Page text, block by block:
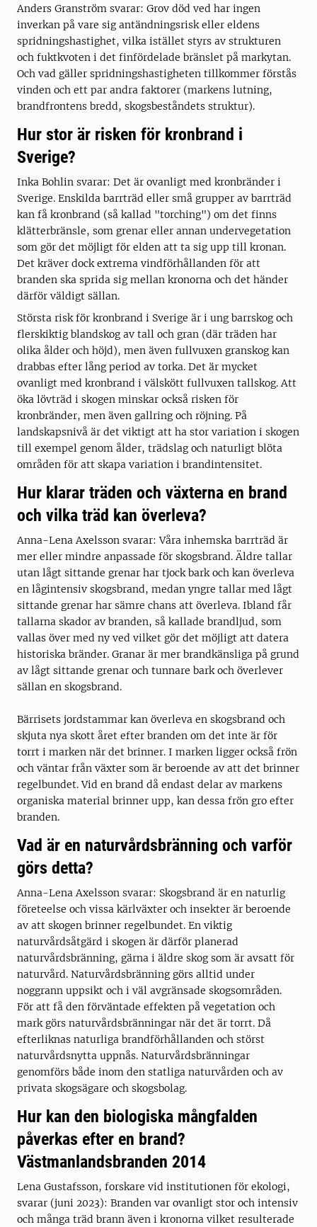
Anders Granström svarar: Grov död ved har ingen
inverkan på vare sig antändningsrisk eller eldens
spridningshastighet, vilka istället styrs av strukturen
och fuktkvoten i det finfördelade bränslet på markytan.
Och vad gäller spridningshastigheten tillkommer förstås
vinden och ett par andra faktorer (markens lutning,
brandfrontens bredd, skogsbeståndets struktur).
Hur stor är risken för kronbrand i
Sverige?
Inka Bohlin svarar: Det är ovanligt med kronbränder i
Sverige. Enskilda barrträd eller små grupper av barrträd
kan få kronbrand (så kallad "torching") om det finns
klätterbränsle, som grenar eller annan undervegetation
som gör det möjligt för elden att ta sig upp till kronan.
Det kräver dock extrema vindförhållanden för att
branden ska sprida sig mellan kronorna och det händer
därför väldigt sällan.
Största risk för kronbrand i Sverige är i ung barrskog och
flerskiktig blandskog av tall och gran (där träden har
olika ålder och höjd), men även fullvuxen granskog kan
drabbas efter lång period av torka. Det är mycket
ovanligt med kronbrand i välskött fullvuxen tallskog. Att
öka lövträd i skogen minskar också risken för
kronbränder, men även gallring och röjning. På
landskapsnivå är det viktigt att ha stor variation i skogen
till exempel genom ålder, trädslag och naturligt blöta
områden för att skapa variation i brandintensitet.
Hur klarar träden och växterna en brand
och vilka träd kan överleva?
Anna-Lena Axelsson svarar: Våra inhemska barrträd är
mer eller mindre anpassade för skogsbrand. Äldre tallar
utan lågt sittande grenar har tjock bark och kan överleva
en lågintensiv skogsbrand, medan yngre tallar med lågt
sittande grenar har sämre chans att överleva. Ibland får
tallarna skador av branden, så kallade brandljud, som
vallas över med ny ved vilket gör det möjligt att datera
historiska bränder. Granar är mer brandkänsliga på grund
av lågt sittande grenar och tunnare bark och överlever
sällan en skogsbrand.
Bärrisets jordstammar kan överleva en skogsbrand och
skjuta nya skott året efter branden om det inte är för
torrt i marken när det brinner. I marken ligger också frön
och väntar från växter som är beroende av att det brinner
regelbundet. Vid en brand då endast delar av markens
organiska material brinner upp, kan dessa frön gro efter
branden.
Vad är en naturvårdsbränning och varför
görs detta?
Anna-Lena Axelsson svarar: Skogsbrand är en naturlig
företeelse och vissa kärlväxter och insekter är beroende
av att skogen brinner regelbundet. En viktig
naturvårdsåtgärd i skogen är därför planerad
naturvårdsbränning, gärna i äldre skog som är avsatt för
naturvård. Naturvårdsbränning görs alltid under
noggrann uppsikt och i väl avgränsade skogsområden.
För att få den förväntade effekten på vegetation och
mark görs naturvårdsbränningar när det är torrt. Då
efterliknas naturliga brandförhållanden och störst
naturvårdsnytta uppnås. Naturvårdsbränningar
genomförs både inom den statliga naturvården och av
privata skogsägare och skogsbolag.
Hur kan den biologiska mångfalden
påverkas efter en brand?
Västmanlandsbranden 2014
Lena Gustafsson, forskare vid institutionen för ekologi,
svarar (juni 2023): Branden var ovanligt stor och intensiv
och många träd brann även i kronorna vilket resulterade